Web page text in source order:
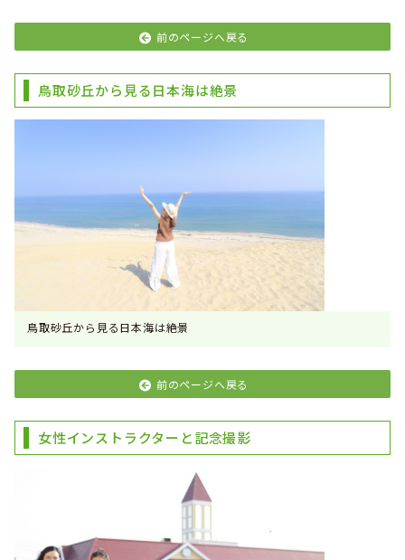
前のページへ戻る
鳥取砂丘から見る日本海は絶景
鳥取砂丘から見る日本海は絶景
前のページへ戻る
女性インストラクターと記念撮影